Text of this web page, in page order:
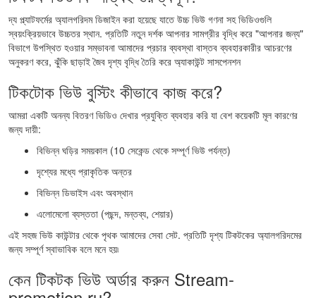
দ্য প্ল্যাটফর্মের অ্যালগরিদম ডিজাইন করা হয়েছে যাতে উচ্চ ভিউ গণনা সহ ভিডিওগুলি
স্বয়ংক্রিয়ভাবে উচ্চতর স্থান. প্রতিটি নতুন দর্শক আপনার সামগ্রীর বৃদ্ধি করে "আপনার জন্য"
বিভাগে উপস্থিত হওয়ার সম্ভাবনা আমাদের প্রচার ব্যবস্থা বাস্তব ব্যবহারকারীর আচরণের
অনুকরণ করে, ঝুঁকি ছাড়াই জৈব দৃশ্য বৃদ্ধি তৈরি করে অ্যাকাউন্ট সাসপেনশন
টিকটোক ভিউ বুস্টিং কীভাবে কাজ করে?
আমরা একটি অনন্য বিতরণ ভিডিও দেখার প্রযুক্তি ব্যবহার করি যা বেশ কয়েকটি মূল কারণের
জন্য দায়ী:
বিভিন্ন ঘড়ির সময়কাল (10 সেকেন্ড থেকে সম্পূর্ণ ভিউ পর্যন্ত)
দৃশ্যের মধ্যে প্রাকৃতিক অন্তর
বিভিন্ন ডিভাইস এবং অবস্থান
এলোমেলো ব্যস্ততা (পছন্দ, মন্তব্য, শেয়ার)
এই সহজ ভিউ কাউন্টার থেকে পৃথক আমাদের সেবা সেট. প্রতিটি দৃশ্য টিকটকের অ্যালগরিদমের
জন্য সম্পূর্ণ স্বাভাবিক বলে মনে হয়৷
কেন টিকটক ভিউ অর্ডার করুন Stream-